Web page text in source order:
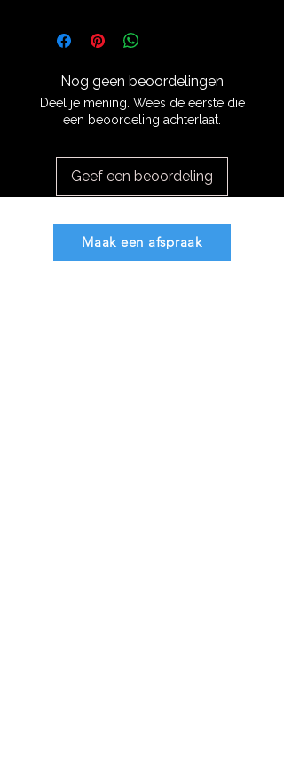
Nog geen beoordelingen
Deel je mening. Wees de eerste die
een beoordeling achterlaat.
Geef een beoordeling
Maak een afspraak